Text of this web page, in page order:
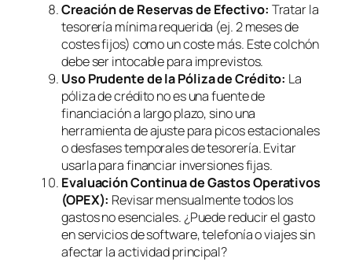
Creación de Reservas de Efectivo: Tratar la
tesorería mínima requerida (ej. 2 meses de
costes fijos) como un coste más. Este colchón
debe ser intocable para imprevistos.
Uso Prudente de la Póliza de Crédito: La
póliza de crédito no es una fuente de
financiación a largo plazo, sino una
herramienta de ajuste para picos estacionales
o desfases temporales de tesorería. Evitar
usarla para financiar inversiones fijas.
Evaluación Continua de Gastos Operativos
(OPEX): Revisar mensualmente todos los
gastos no esenciales. ¿Puede reducir el gasto
en servicios desoftware, telefonía o viajes sin
afectar la actividad principal?